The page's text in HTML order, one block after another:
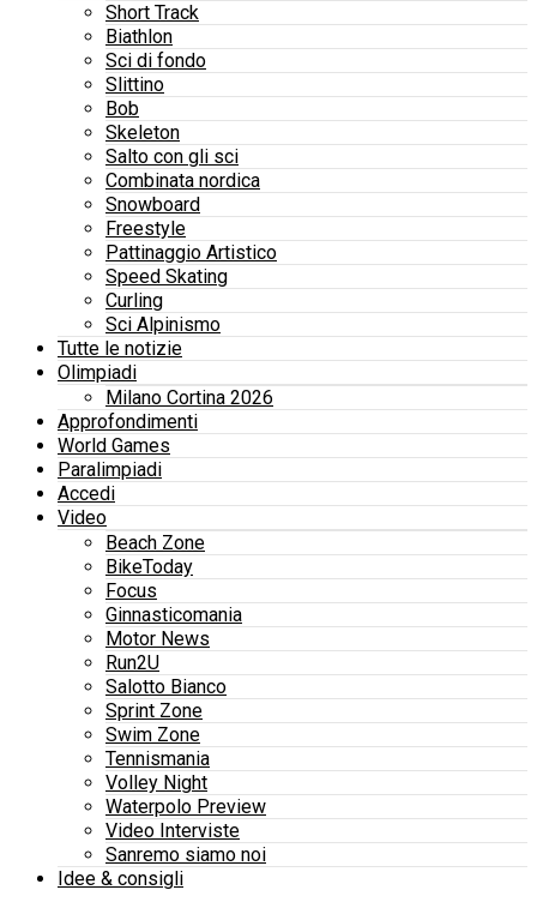
Short Track
Biathlon
Sci di fondo
Slittino
Bob
Skeleton
Salto con gli sci
Combinata nordica
Snowboard
Freestyle
Pattinaggio Artistico
Speed Skating
Curling
Sci Alpinismo
Tutte le notizie
Olimpiadi
Milano Cortina 2026
Approfondimenti
World Games
Paralimpiadi
Accedi
Video
Beach Zone
BikeToday
Focus
Ginnasticomania
Motor News
Run2U
Salotto Bianco
Sprint Zone
Swim Zone
Tennismania
Volley Night
Waterpolo Preview
Video Interviste
Sanremo siamo noi
Idee & consigli